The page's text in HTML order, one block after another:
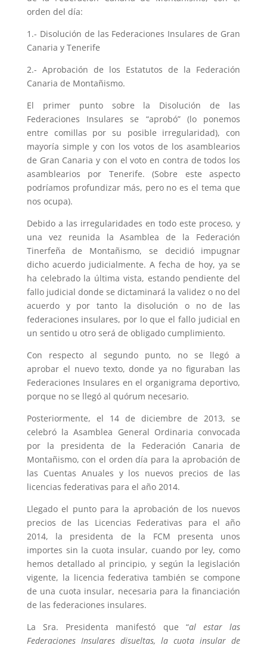
orden del día:
1.- Disolución de las Federaciones Insulares de Gran
Canaria y Tenerife
2.- Aprobación de los Estatutos de la Federación
Canaria de Montañismo.
El primer punto sobre la Disolución de las
Federaciones Insulares se “aprobó” (lo ponemos
entre comillas por su posible irregularidad), con
mayoría simple y con los votos de los asamblearios
de Gran Canaria y con el voto en contra de todos los
asamblearios por Tenerife. (Sobre este aspecto
podríamos profundizar más, pero no es el tema que
nos ocupa).
Debido a las irregularidades en todo este proceso, y
una vez reunida la Asamblea de la Federación
Tinerfeña de Montañismo, se decidió impugnar
dicho acuerdo judicialmente. A fecha de hoy, ya se
ha celebrado la última vista, estando pendiente del
fallo judicial donde se dictaminará la validez o no del
acuerdo y por tanto la disolución o no de las
federaciones insulares, por lo que el fallo judicial en
un sentido u otro será de obligado cumplimiento.
Con respecto al segundo punto, no se llegó a
aprobar el nuevo texto, donde ya no figuraban las
Federaciones Insulares en el organigrama deportivo,
porque no se llegó al quórum necesario.
Posteriormente, el 14 de diciembre de 2013, se
celebró la Asamblea General Ordinaria convocada
por la presidenta de la Federación Canaria de
Montañismo, con el orden día para la aprobación de
las Cuentas Anuales y los nuevos precios de las
licencias federativas para el año 2014.
Llegado el punto para la aprobación de los nuevos
precios de las Licencias Federativas para el año
2014, la presidenta de la FCM presenta unos
importes sin la cuota insular, cuando por ley, como
hemos detallado al principio, y según la legislación
vigente, la licencia federativa también se compone
de una cuota insular, necesaria para la financiación
de las federaciones insulares.
La Sra. Presidenta manifestó que “al estar las
Federaciones Insulares disueltas, la cuota insular de